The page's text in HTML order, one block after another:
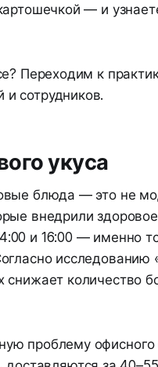
— и
Переходим к
сотрудников.
укуса
блюда — это не
внедрили
и 16:00 — именно
исследованию
снижает количество
проблему офисного